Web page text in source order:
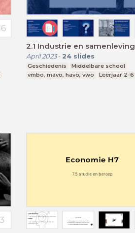
2.1 Industrie en samenleving
April 2023- 24 slides
Geschiedenis
Middelbare school
vmbo, mavo, havo, vwo
Leerjaar 2-6